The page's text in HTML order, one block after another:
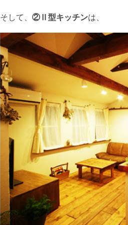
そして、 ②Ⅱ型キッチンは、